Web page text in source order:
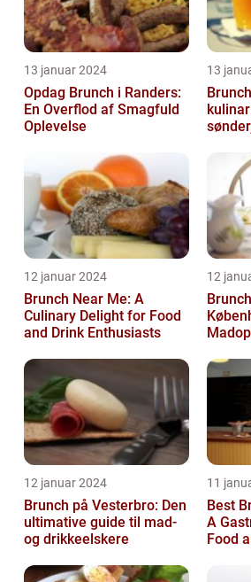
13 januar 2024
Opdag Brunch i Randers:
En Overflod af Smagfuld
Oplevelse
13
12 januar 2024
Brunch Near Me: A
Culinary Delight for Food
and Drink Enthusiasts
12
12 januar 2024
Brunch på Vesterbro: Den
ultimative guide til mad-
og drikkeelskere
11
Best
A
Food